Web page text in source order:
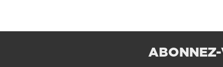
ABONNEZ-